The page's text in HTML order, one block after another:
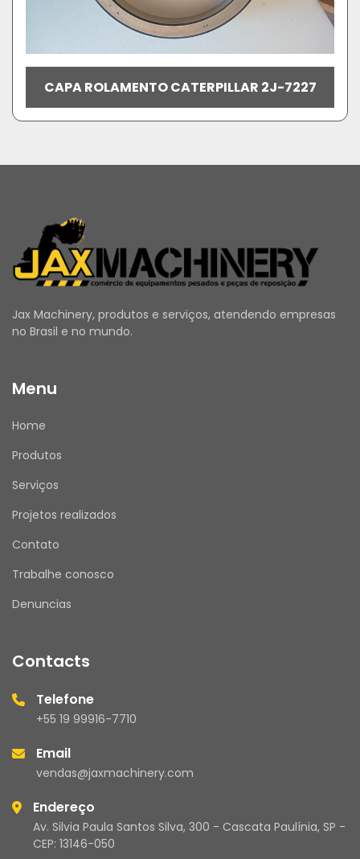
CAPA ROLAMENTO CATERPILLAR 2J-7227
Jax Machinery, produtos e serviços, atendendo empresas
no Brasil e no mundo.
Menu
Home
Produtos
Serviços
Projetos realizados
Contato
Trabalhe conosco
Denuncias
Contacts
Telefone
+55 19 99916-7710
Email
vendas@jaxmachinery.com
Endereço
Av. Silvia Paula Santos Silva, 300 - Cascata Paulínia, SP -
CEP: 13146-050